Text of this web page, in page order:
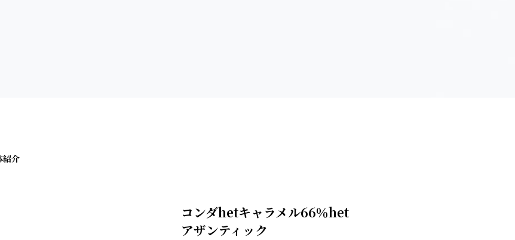
コンダhetキャラメル66％het
アザンティック